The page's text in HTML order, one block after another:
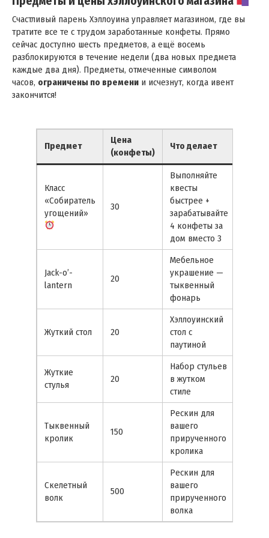
Счастливый парень Хэллоуина управляет магазином, где вы
тратите все те с трудом заработанные конфеты. Прямо
сейчас доступно шесть предметов, а ещё восемь
разблокируются в течение недели (два новых предмета
каждые два дня). Предметы, отмеченные символом
часов, ограничены по времени и исчезнут, когда ивент
закончится!
Предмет
Цена
(конфеты)
Что делает
Класс
«Собиратель
угощений»
30
Выполняйте
квесты
быстрее +
зарабатывайте
4 конфеты за
дом вместо 3
Jack-o’-
lantern
20
Мебельное
украшение —
тыквенный
фонарь
Жуткий стол 20
Хэллоуинский
стол с
паутиной
Жуткие
стулья
20
Набор стульев
в жутком
стиле
Тыквенный
кролик
150
Рескин для
вашего
прирученного
кролика
Скелетный
волк
500
Рескин для
вашего
прирученного
волка